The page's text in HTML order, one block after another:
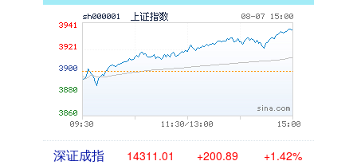
深证成指 14311.01 +200.89 +1.42%